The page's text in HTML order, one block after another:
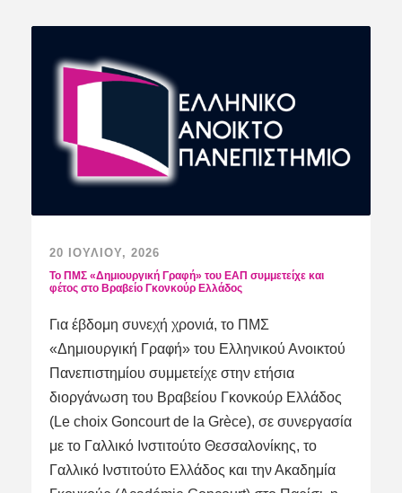
20 ΙΟΥΛΊΟΥ, 2026
Το ΠΜΣ «Δημιουργική Γραφή» του ΕΑΠ συμμετείχε και
φέτος στο Βραβείο Γκονκούρ Ελλάδος
Για έβδομη συνεχή χρονιά, το ΠΜΣ
«Δημιουργική Γραφή» του Ελληνικού Ανοικτού
Πανεπιστημίου συμμετείχε στην ετήσια
διοργάνωση του Βραβείου Γκονκούρ Ελλάδος
(Le choix Goncourt de la Grèce), σε συνεργασία
με το Γαλλικό Ινστιτούτο Θεσσαλονίκης, το
Γαλλικό Ινστιτούτο Ελλάδος και την Ακαδημία